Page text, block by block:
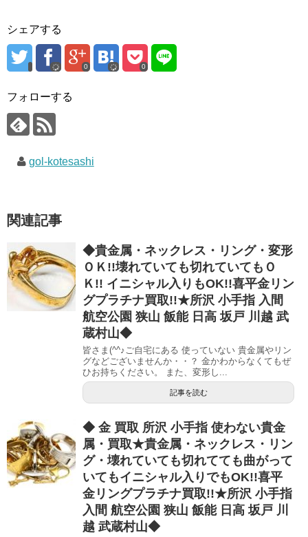
シェアする
0 0
フォローする
gol-kotesashi
関連記事
◆貴金属・ネックレス・リング・変形
ＯＫ!!壊れていても切れていてもＯ
Ｋ!! イニシャル入りもOK!!喜平金リン
グプラチナ買取!!★所沢 小手指 入間
航空公園 狭山 飯能 日高 坂戸 川越 武
蔵村山◆
皆さま(^^♪ご自宅にある 使っていない 貴金属やリン
グなどございませんか・・？ 金かわからなくてもぜ
ひお持ちください。 また、変形し...
記事を読む
◆ 金 買取 所沢 小手指 使わない貴金
属・買取★貴金属・ネックレス・リン
グ・壊れていても切れてても曲がって
いてもイニシャル入りでもOK!!喜平
金リングプラチナ買取!!★所沢 小手指
入間 航空公園 狭山 飯能 日高 坂戸 川
越 武蔵村山◆